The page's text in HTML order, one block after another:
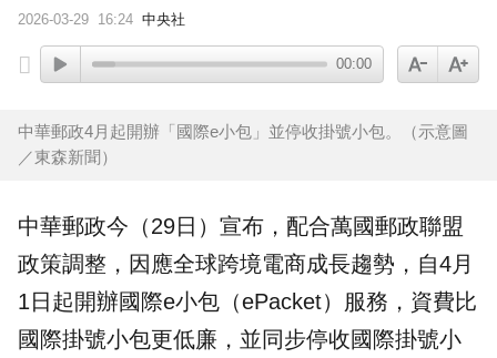
2026-03-29 16:24 中央社
00:00
中華郵政4月起開辦「國際e小包」並停收掛號小包。（示意圖
／東森新聞）
中華郵政今（29日）宣布，配合萬國郵政聯盟
政策調整，因應全球跨境電商成長趨勢，自4月
1日起開辦國際e小包 （ePacket）服務，資費比
國際掛號小包更低廉，並同步停收國際掛號小